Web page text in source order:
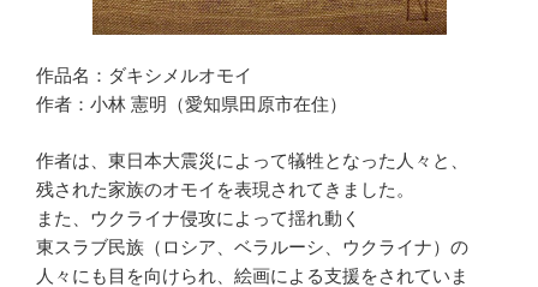
作品名：ダキシメルオモイ
作者：小林 憲明（愛知県田原市在住）
作者は、東日本大震災によって犠牲となった人々と、
残された家族のオモイを表現されてきました。
また、ウクライナ侵攻によって揺れ動く
東スラブ民族（ロシア、ベラルーシ、ウクライナ）の
人々にも目を向けられ、絵画による支援をされていま